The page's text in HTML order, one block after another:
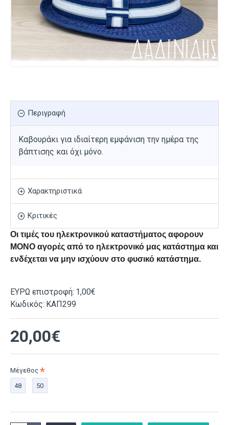
Περιγραφή
Καβουράκι για ιδιαίτερη εμφάνιση την ημέρα της
βάπτισης και όχι μόνο.
Χαρακτηριστικά
Κριτικές
Οι τιμές του ηλεκτρονικού καταστήματος αφορουν
ΜΟΝΟ αγορές από το ηλεκτρονικό μας κατάστημα και
ενδέχεται να μην ισχύουν στο φυσικό κατάστημα.
ΕΥΡΩ επιστροφή: 1,00€
Κωδικός: ΚΑΠ299
20,00€
Μέγεθος
48
50